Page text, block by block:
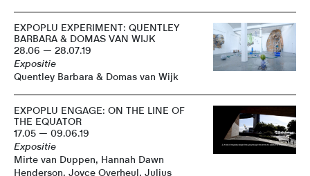
EXPOPLU EXPERIMENT: QUENTLEY
BARBARA & DOMAS VAN WIJK
28.06 — 28.07.19
Expositie
Quentley Barbara & Domas van Wijk
EXPOPLU ENGAGE: ON THE LINE OF
THE EQUATOR
17.05 — 09.06.19
Expositie
Mirte van Duppen, Hannah Dawn
Henderson, Joyce Overheul, Julius